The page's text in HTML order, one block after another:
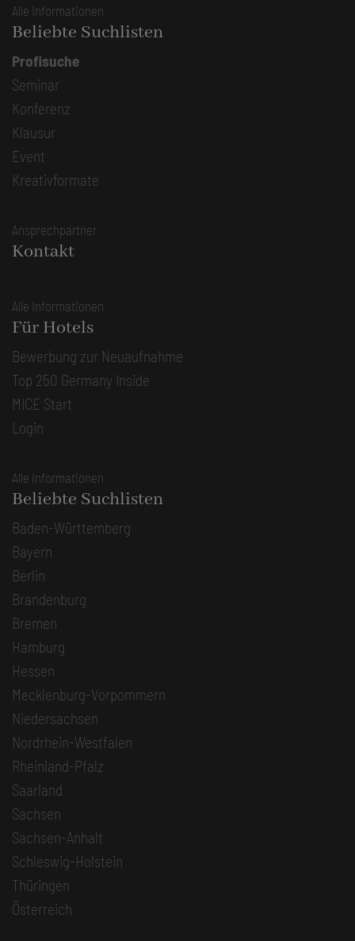
Alle Informationen
Beliebte Suchlisten
Profisuche
Seminar
Konferenz
Klausur
Event
Kreativformate
Ansprechpartner
Kontakt
Alle Informationen
Für Hotels
Bewerbung zur Neuaufnahme
Top 250 Germany Inside
MICE Start
Login
Alle Informationen
Beliebte Suchlisten
Baden-Württemberg
Bayern
Berlin
Brandenburg
Bremen
Hamburg
Hessen
Mecklenburg-Vorpommern
Niedersachsen
Nordrhein-Westfalen
Rheinland-Pfalz
Saarland
Sachsen
Sachsen-Anhalt
Schleswig-Holstein
Thüringen
Österreich